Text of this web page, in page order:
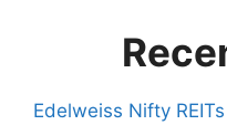
Edelweiss Nifty